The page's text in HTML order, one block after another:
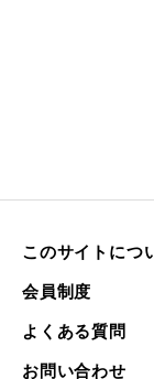
このサイトにつ
会員制度
よくある質問
お問い合わせ